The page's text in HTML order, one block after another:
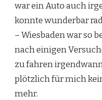
war ein Auto auch
konnte wunderbar
– Wiesbaden war so
nach einigen
zu fahren
plötzlich für mich
mehr.